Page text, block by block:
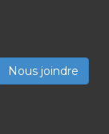
Nous joindre